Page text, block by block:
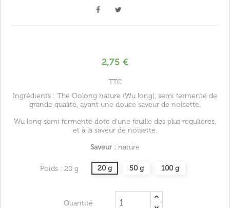
2,75 €
TTC
Ingrédients : Thé Oolong nature (Wu long), semi fermenté de
grande qualité, ayant une douce saveur de noisette.
Wu long semi fermenté doté d'une feuille des plus régulières,
et à la saveur de noisette.
Saveur : nature
Poids : 20 g 20 g 50 g 100 g
Quantité